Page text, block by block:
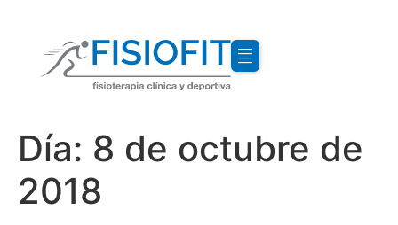
Día: 8 de octubre de
2018